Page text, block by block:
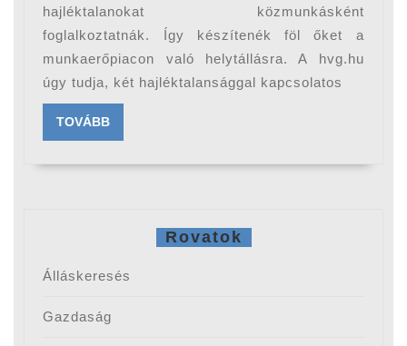
hajléktalanokat közmunkásként
foglalkoztatnák. Így készítenék föl őket a
munkaerőpiacon való helytállásra. A hvg.hu
úgy tudja, két hajléktalansággal kapcsolatos
TOVÁBBTOVÁBB
Rovatok
Álláskeresés
Gazdaság